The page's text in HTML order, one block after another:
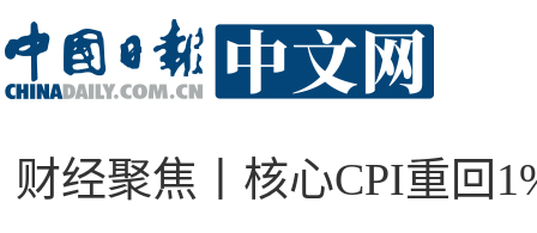
财经聚焦丨核心CPI重回